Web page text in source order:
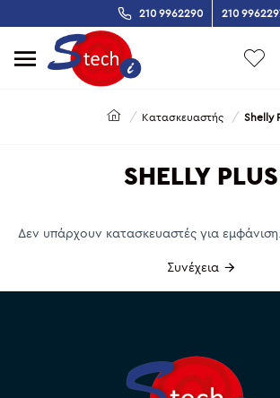
210 9962290 210
Κατασκευαστής Shelly
SHELLY PLUS
Δεν υπάρχουν κατασκευαστές για εμφάνιση.
Συνέχεια